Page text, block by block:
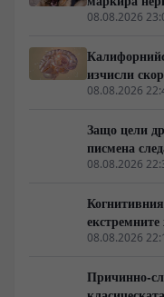
08.08.2026
изчисли
бита в
08.08.2026
Защо цели
писмена
08.08.2026
на фауната
08.08.2026
Причинно-